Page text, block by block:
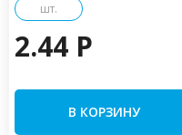
шт.
2.44 P
В КОРЗИНУ